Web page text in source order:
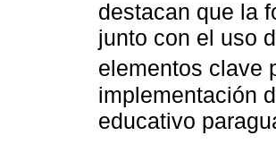
destacan que la
junto con el uso
elementos clave
implementación
educativo